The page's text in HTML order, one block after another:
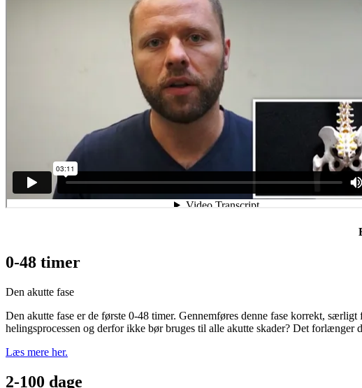
0-48 timer
Den akutte fase
Den akutte fase er de første 0-48 timer. Gennemføres denne fase korrekt,
helingsprocessen og derfor ikke bør bruges til alle akutte skader? Det forlænger
Læs mere her.
2-100 dage